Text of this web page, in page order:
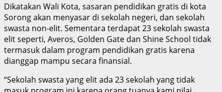
Dikatakan Wali Kota, sasaran pendidikan gratis di kota
Sorong akan menyasar di sekolah negeri, dan sekolah
swasta non-elit. Sementara terdapat 23 sekolah swasta
elit seperti, Averos, Golden Gate dan Shine School tidak
termasuk dalam program pendidikan gratis karena
dianggap mampu secara finansial.
“Sekolah swasta yang elit ada 23 sekolah yang tidak